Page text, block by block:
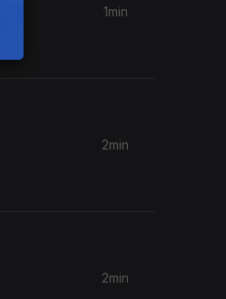
1min
2min
2min